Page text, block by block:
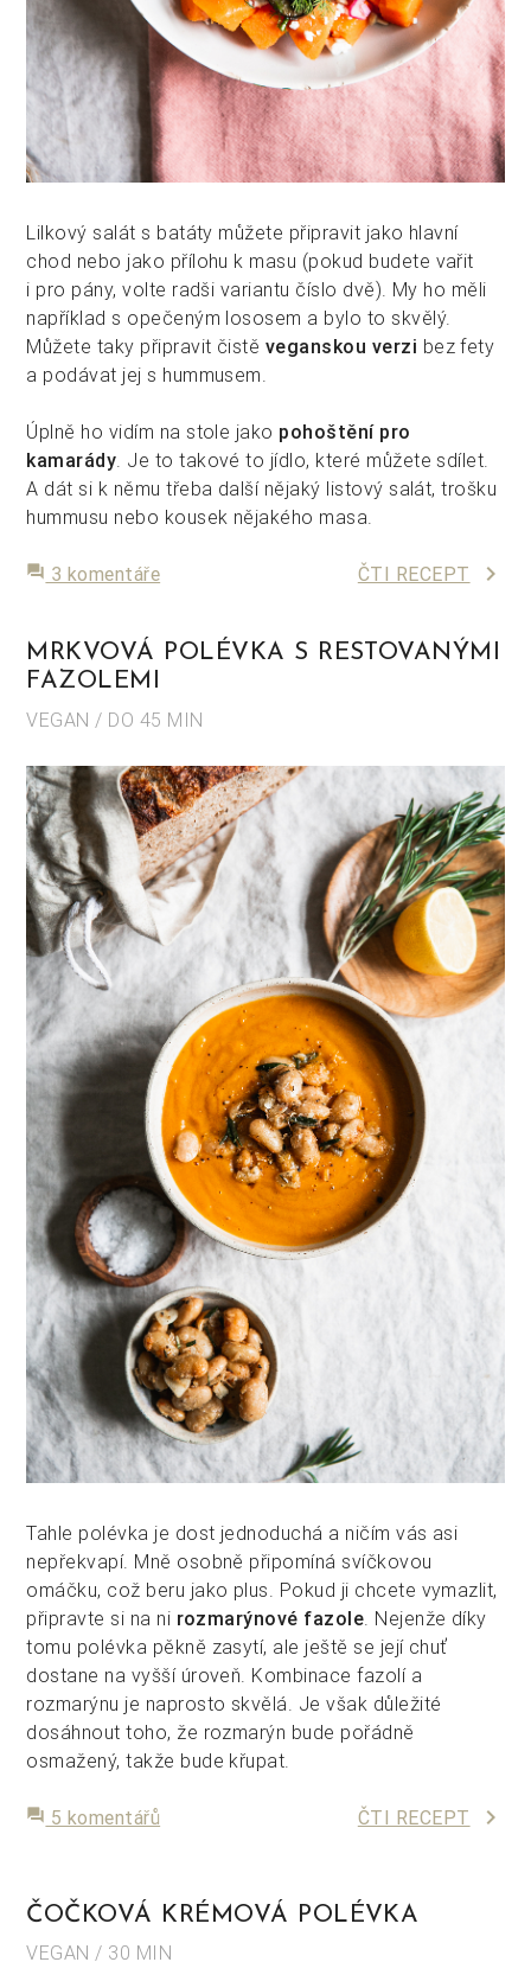
Lilkový salát s batáty můžete připravit jako hlavní
chod nebo jako přílohu k masu (pokud budete vařit
i pro pány, volte radši variantu číslo dvě). My ho měli
například s opečeným lososem a bylo to skvělý.
Můžete taky připravit čistě veganskou verzi bez fety
a podávat jej s hummusem.
Úplně ho vidím na stole jako pohoštění pro
kamarády. Je to takové to jídlo, které můžete sdílet.
A dát si k němu třeba další nějaký listový salát, trošku
hummusu nebo kousek nějakého masa.
forum 3 komentáře ČTI RECEPT keyboard_arrow_right
MRKVOVÁ POLÉVKA S RESTOVANÝMI
FAZOLEMI
VEGAN / DO 45 MIN
Tahle polévka je dost jednoduchá a ničím vás asi
nepřekvapí. Mně osobně připomíná svíčkovou
omáčku, což beru jako plus. Pokud ji chcete vymazlit,
připravte si na ni rozmarýnové fazole . Nejenže díky
tomu polévka pěkně zasytí, ale ještě se její chuť
dostane na vyšší úroveň. Kombinace fazolí a
rozmarýnu je naprosto skvělá. Je však důležité
dosáhnout toho, že rozmarýn bude pořádně
osmažený, takže bude křupat.
forum 5 komentářů ČTI RECEPT keyboard_arrow_right
ČOČKOVÁ KRÉMOVÁ POLÉVKA
VEGAN / 30 MIN